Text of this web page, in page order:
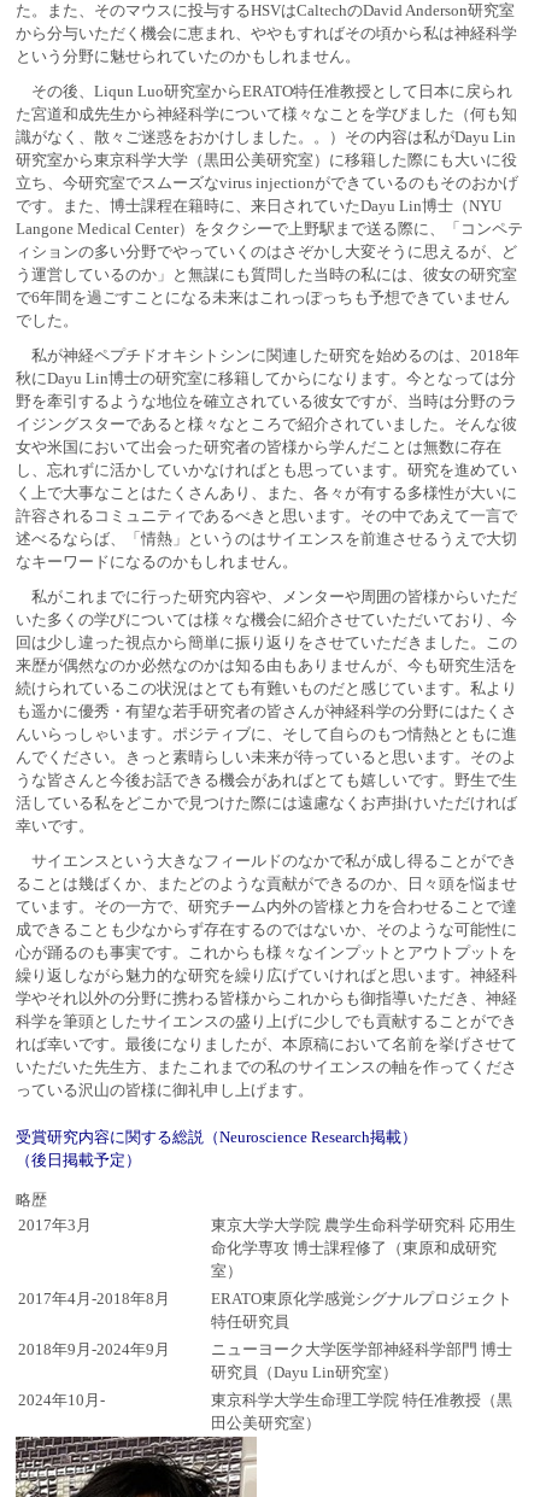
た。また、そのマウスに投与するHSVはCaltechのDavid Anderson研究室
から分与いただく機会に恵まれ、ややもすればその頃から私は神経科学
という分野に魅せられていたのかもしれません。
その後、Liqun Luo研究室からERATO特任准教授として日本に戻られ
た宮道和成先生から神経科学について様々なことを学びました（何も知
識がなく、散々ご迷惑をおかけしました。。）その内容は私がDayu Lin
研究室から東京科学大学（黒田公美研究室）に移籍した際にも大いに役
立ち、今研究室でスムーズなvirus injectionができているのもそのおかげ
です。また、博士課程在籍時に、来日されていたDayu Lin博士（NYU
Langone Medical Center）をタクシーで上野駅まで送る際に、「コンペテ
ィションの多い分野でやっていくのはさぞかし大変そうに思えるが、ど
う運営しているのか」と無謀にも質問した当時の私には、彼女の研究室
で6年間を過ごすことになる未来はこれっぽっちも予想できていません
でした。
私が神経ペプチドオキシトシンに関連した研究を始めるのは、2018年
秋にDayu Lin博士の研究室に移籍してからになります。今となっては分
野を牽引するような地位を確立されている彼女ですが、当時は分野のラ
イジングスターであると様々なところで紹介されていました。そんな彼
女や米国において出会った研究者の皆様から学んだことは無数に存在
し、忘れずに活かしていかなければとも思っています。研究を進めてい
く上で大事なことはたくさんあり、また、各々が有する多様性が大いに
許容されるコミュニティであるべきと思います。その中であえて一言で
述べるならば、「情熱」というのはサイエンスを前進させるうえで大切
なキーワードになるのかもしれません。
私がこれまでに行った研究内容や、メンターや周囲の皆様からいただ
いた多くの学びについては様々な機会に紹介させていただいており、今
回は少し違った視点から簡単に振り返りをさせていただきました。この
来歴が偶然なのか必然なのかは知る由もありませんが、今も研究生活を
続けられているこの状況はとても有難いものだと感じています。私より
も遥かに優秀・有望な若手研究者の皆さんが神経科学の分野にはたくさ
んいらっしゃいます。ポジティブに、そして自らのもつ情熱とともに進
んでください。きっと素晴らしい未来が待っていると思います。そのよ
うな皆さんと今後お話できる機会があればとても嬉しいです。野生で生
活している私をどこかで見つけた際には遠慮なくお声掛けいただければ
幸いです。
サイエンスという大きなフィールドのなかで私が成し得ることができ
ることは幾ばくか、またどのような貢献ができるのか、日々頭を悩ませ
ています。その一方で、研究チーム内外の皆様と力を合わせることで達
成できることも少なからず存在するのではないか、そのような可能性に
心が踊るのも事実です。これからも様々なインプットとアウトプットを
繰り返しながら魅力的な研究を繰り広げていければと思います。神経科
学やそれ以外の分野に携わる皆様からこれからも御指導いただき、神経
科学を筆頭としたサイエンスの盛り上げに少しでも貢献することができ
れば幸いです。最後になりましたが、本原稿において名前を挙げさせて
いただいた先生方、またこれまでの私のサイエンスの軸を作ってくださ
っている沢山の皆様に御礼申し上げます。
受賞研究内容に関する総説（Neuroscience Research掲載）
（後日掲載予定）
略歴
2017年3月
東京大学大学院 農学生命科学研究科 応用生
命化学専攻 博士課程修了（東原和成研究
室）
2017年4月-2018年8月
ERATO東原化学感覚シグナルプロジェクト
特任研究員
2018年9月-2024年9月
ニューヨーク大学医学部神経科学部門 博士
研究員（Dayu Lin研究室）
2024年10月-
東京科学大学生命理工学院 特任准教授（黒
田公美研究室）